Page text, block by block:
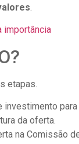
.
importância
etapas.
da oferta.
na Comissão